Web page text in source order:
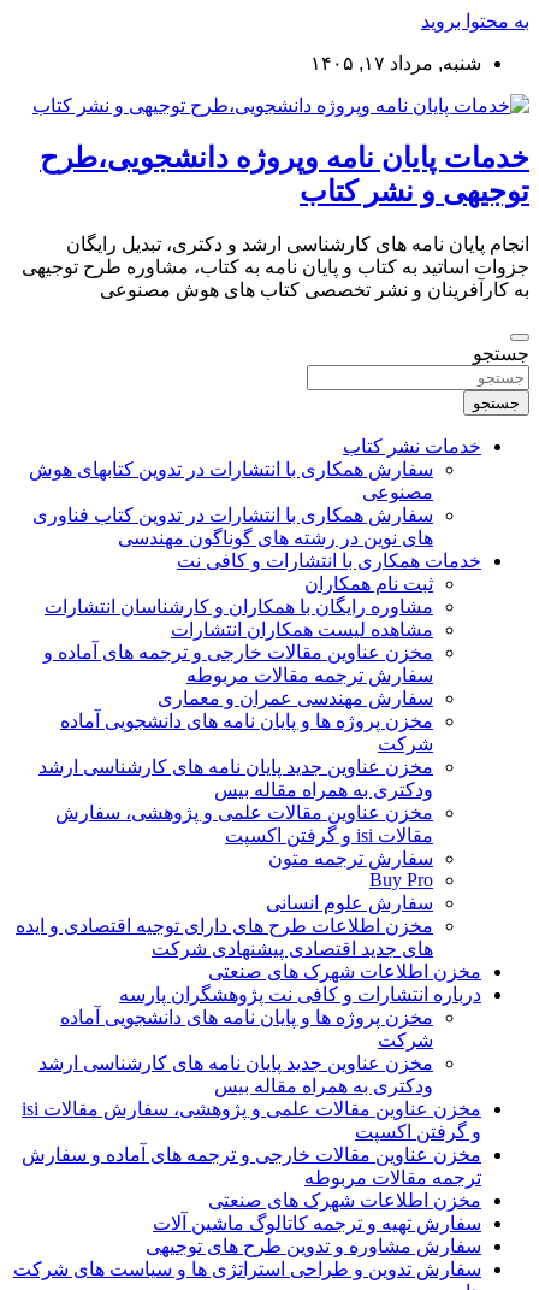
به محتوا بروید
شنبه, مرداد ۱۷, ۱۴۰۵
خدمات پایان نامه وپروژه دانشجویی،طرح
توجیهی و نشر کتاب
انجام پایان نامه های کارشناسی ارشد و دکتری، تبدیل رایگان
جزوات اساتید به کتاب و پایان نامه به کتاب، مشاوره طرح توجیهی
به کارآفرینان و نشر تخصصی کتاب های هوش مصنوعی
جستجو
جستجو
خدمات نشر کتاب
سفارش همکاری با انتشارات در تدوین کتابهای هوش
مصنوعی
سفارش همکاری با انتشارات در تدوین کتاب فناوری
های نوین در رشته های گوناگون مهندسی
خدمات همکاری با انتشارات و کافی نت
ثبت نام همکاران
مشاوره رایگان با همکاران و کارشناسان انتشارات
مشاهده لیست همکاران انتشارات
مخزن عناوین مقالات خارجی و ترجمه های آماده و
سفارش ترجمه مقالات مربوطه
سفارش مهندسی عمران و معماری
مخزن پروژه ها و پایان نامه های دانشجویی آماده
شرکت
مخزن عناوین جدید پایان نامه های کارشناسی ارشد
ودکتری به همراه مقاله بیس
مخزن عناوین مقالات علمی و پژوهشی، سفارش
مقالات isi و گرفتن اکسپت
سفارش ترجمه متون
Buy Pro
سفارش علوم انسانی
مخزن اطلاعات طرح های دارای توجیه اقتصادی و ایده
های جدید اقتصادی پیشنهادی شرکت
مخزن اطلاعات شهرک های صنعتی
درباره انتشارات و کافی نت پژوهشگران پارسه
مخزن پروژه ها و پایان نامه های دانشجویی آماده
شرکت
مخزن عناوین جدید پایان نامه های کارشناسی ارشد
ودکتری به همراه مقاله بیس
مخزن عناوین مقالات علمی و پژوهشی، سفارش مقالات isi
و گرفتن اکسپت
مخزن عناوین مقالات خارجی و ترجمه های آماده و سفارش
ترجمه مقالات مربوطه
مخزن اطلاعات شهرک های صنعتی
سفارش تهیه و ترجمه کاتالوگ ماشین آلات
سفارش مشاوره و تدوین طرح های توجیهی
سفارش تدوین و طراحی استراتژی ها و سیاست های شرکت